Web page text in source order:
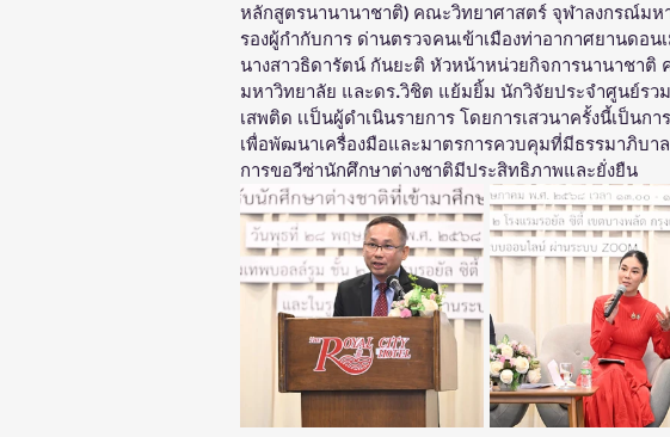
หลักสูตรนานานาชาติ) คณะวิทยาศาสตร์ จุฬาลงกรณ์ม
รองผู้กำกับการ ด่านตรวจคนเข้าเมืองท่าอากาศยานดอน
นางสาวธิดารัตน์ กันยะติ หัวหน้าหน่วยกิจการนานาชา
มหาวิทยาลัย และดร.วิชิต แย้มยิ้ม นักวิจัยประจำศูนย์ร
เสพติด เเป็นผู้ดำเนินรายการ โดยการเสวนาครั้งนี้เป็น
เพื่อพัฒนาเครื่องมือและมาตรการควบคุมที่มีธรรมาภิบา
การขอวีซ่านักศึกษาต่างชาติมีประสิทธิภาพและยั่งยืน